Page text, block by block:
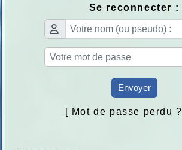
Se reconnecter :
Envoyer
[ Mot de passe perdu ?